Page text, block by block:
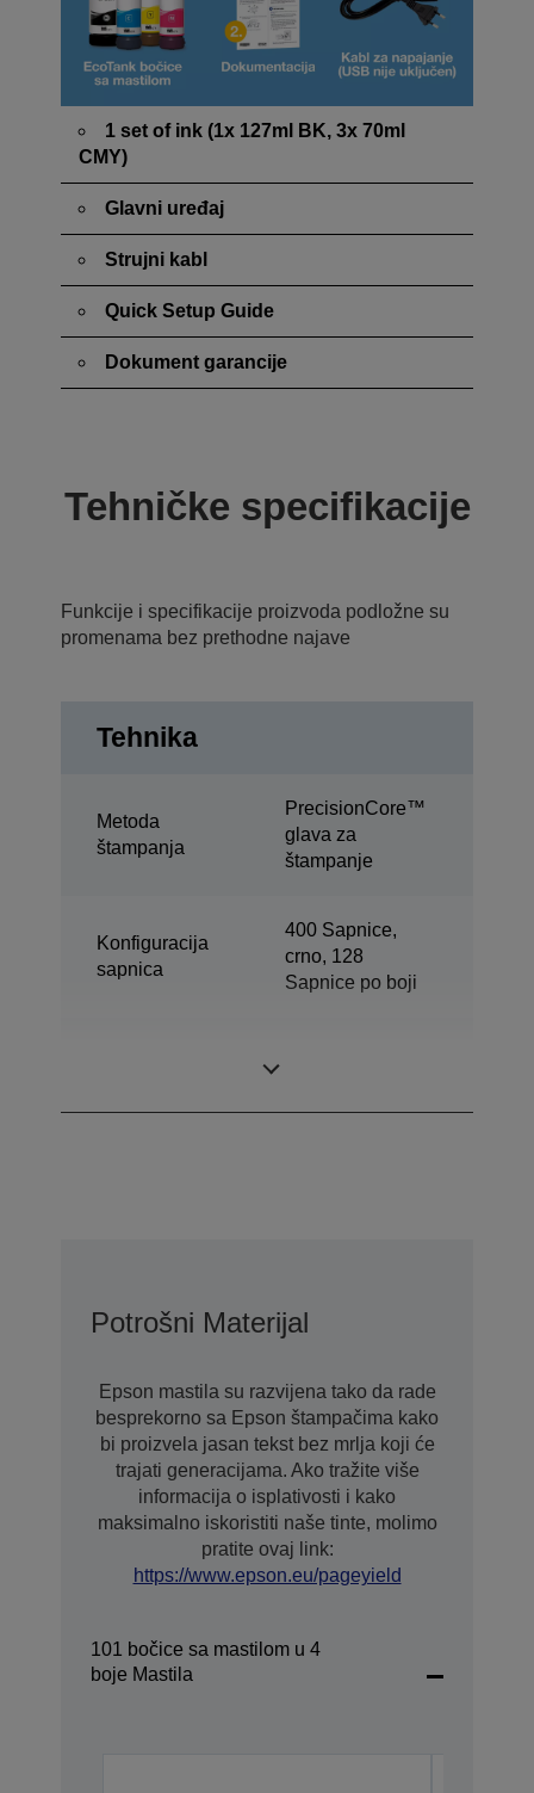
1 set of ink (1x 127ml BK, 3x 70ml
CMY)
Glavni uređaj
Strujni kabl
Quick Setup Guide
Dokument garancije
Tehničke specifikacije
Funkcije i specifikacije proizvoda podložne su
promenama bez prethodne najave
Tehnika
Metoda
štampanja
PrecisionCore™
glava za
štampanje
Konfiguracija
sapnica
400 Sapnice,
crno, 128
Sapnice po boji
Potrošni Materijal
Epson mastila su razvijena tako da rade
besprekorno sa Epson štampačima kako
bi proizvela jasan tekst bez mrlja koji će
trajati generacijama. Ako tražite više
informacija o isplativosti i kako
maksimalno iskoristiti naše tinte, molimo
pratite ovaj link:
https://www.epson.eu/pageyield
101 bočice sa mastilom u 4
boje Mastila